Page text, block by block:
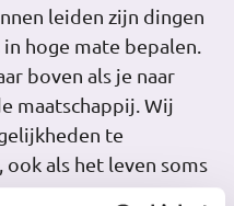
leiden zijn dingen
hoge mate bepalen.
boven als je naar
maatschappij. Wij
te
als het leven soms